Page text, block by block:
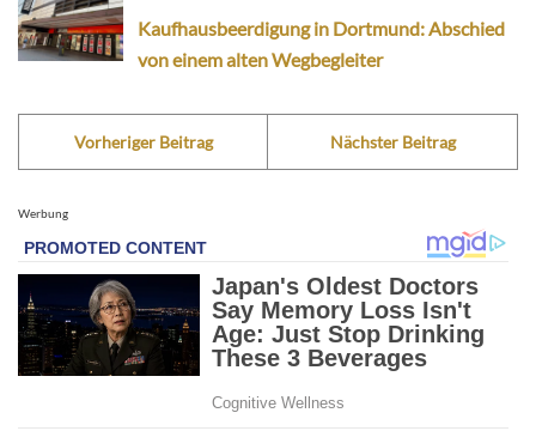
Kaufhausbeerdigung in Dortmund: Abschied
von einem alten Wegbegleiter
Vorheriger Beitrag Nächster Beitrag
Werbung